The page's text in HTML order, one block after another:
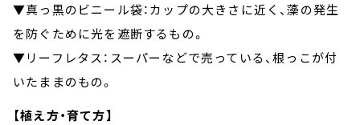
▼真っ黒のビニール袋：カップの大きさに近く、藻の発生
を防ぐために光を遮断するもの。
▼リーフレタス：スーパーなどで売っている、根っこが付
いたままのもの。
【植え方・育て方】